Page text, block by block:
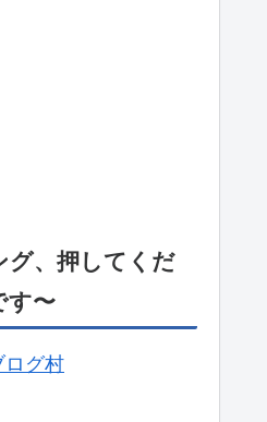
グ、押してくだ
す〜
ログ村